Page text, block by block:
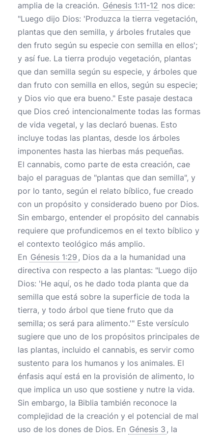
amplia de la creación. Génesis 1:11-12 nos dice:
"Luego dijo Dios: 'Produzca la tierra vegetación,
plantas que den semilla, y árboles frutales que
den fruto según su especie con semilla en ellos';
y así fue. La tierra produjo vegetación, plantas
que dan semilla según su especie, y árboles que
dan fruto con semilla en ellos, según su especie;
y Dios vio que era bueno." Este pasaje destaca
que Dios creó intencionalmente todas las formas
de vida vegetal, y las declaró buenas. Esto
incluye todas las plantas, desde los árboles
imponentes hasta las hierbas más pequeñas.
El cannabis, como parte de esta creación, cae
bajo el paraguas de "plantas que dan semilla", y
por lo tanto, según el relato bíblico, fue creado
con un propósito y considerado bueno por Dios.
Sin embargo, entender el propósito del cannabis
requiere que profundicemos en el texto bíblico y
el contexto teológico más amplio.
En Génesis 1:29 , Dios da a la humanidad una
directiva con respecto a las plantas: "Luego dijo
Dios: 'He aquí, os he dado toda planta que da
semilla que está sobre la superficie de toda la
tierra, y todo árbol que tiene fruto que da
semilla; os será para alimento.'" Este versículo
sugiere que uno de los propósitos principales de
las plantas, incluido el cannabis, es servir como
sustento para los humanos y los animales. El
énfasis aquí está en la provisión de alimento, lo
que implica un uso que sostiene y nutre la vida.
Sin embargo, la Biblia también reconoce la
complejidad de la creación y el potencial de mal
uso de los dones de Dios. En Génesis 3 , la